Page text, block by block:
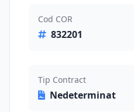
Cod COR
832201
Tip Contract
Nedeterminat